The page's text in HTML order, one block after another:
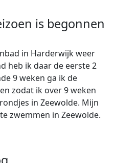
is begonnen
in Harderwijk weer
heb ik daar de eerste 2
9 weken ga ik de
zodat ik over 9 weken
in Zeewolde. Mijn
zwemmen in Zeewolde.